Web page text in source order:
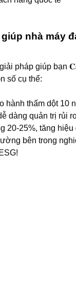
nhà máy
pháp giúp bạn
số cụ thể:
thấm dột 10
dàng quản trị rủi
20-25%, tăng hiệu
bên trong